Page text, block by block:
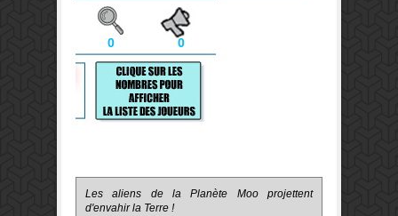
0 0
Les aliens de la Planète Moo projettent
d'envahir la Terre !